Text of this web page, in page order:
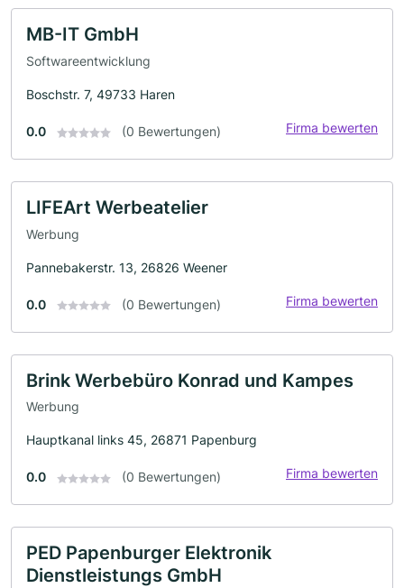
MB-IT GmbH
Softwareentwicklung
Boschstr. 7, 49733 Haren
0.0 (0 Bewertungen) Firma bewerten
LIFEArt Werbeatelier
Werbung
Pannebakerstr. 13, 26826 Weener
0.0 (0 Bewertungen) Firma bewerten
Brink Werbebüro Konrad und Kampes
Werbung
Hauptkanal links 45, 26871 Papenburg
0.0 (0 Bewertungen) Firma bewerten
PED Papenburger Elektronik
Dienstleistungs GmbH